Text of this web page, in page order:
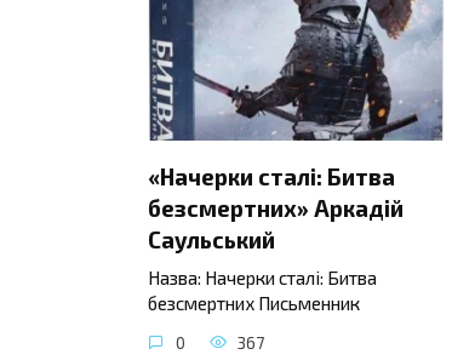
«Начерки сталі: Битва
безсмертних» Аркадій
Саульський
Назва: Начерки сталі: Битва
безсмертних Письменник
0 367